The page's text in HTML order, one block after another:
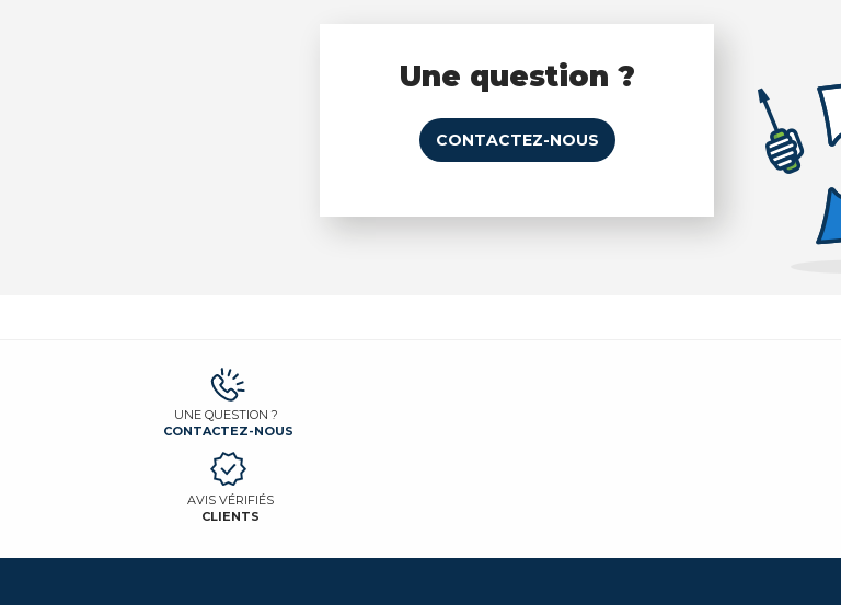
Une question ?
CONTACTEZ-NOUS
UNE QUESTION ?
CONTACTEZ-NOUS
AVIS VÉRIFIÉS
CLIENTS